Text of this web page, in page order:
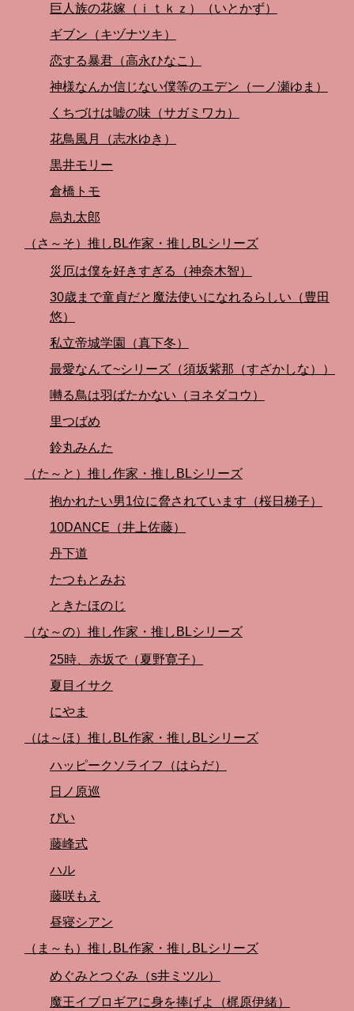
巨人族の花嫁（ｉｔｋｚ）（いとかず）
ギブン（キヅナツキ）
恋する暴君（高永ひなこ）
神様なんか信じない僕等のエデン（一ノ瀬ゆま）
くちづけは嘘の味（サガミワカ）
花鳥風月（志水ゆき）
黒井モリー
倉橋トモ
烏丸太郎
（さ～そ）推しBL作家・推しBLシリーズ
災厄は僕を好きすぎる（神奈木智）
30歳まで童貞だと魔法使いになれるらしい（豊田
悠）
私立帝城学園（真下冬）
最愛なんて~シリーズ（須坂紫那（すざかしな））
囀る鳥は羽ばたかない（ヨネダコウ）
里つばめ
鈴丸みんた
（た～と）推し作家・推しBLシリーズ
抱かれたい男1位に脅されています（桜日梯子）
10DANCE（井上佐藤）
丹下道
たつもとみお
ときたほのじ
（な～の）推し作家・推しBLシリーズ
25時、赤坂で（夏野寛子）
夏目イサク
にやま
（は～ほ）推しBL作家・推しBLシリーズ
ハッピークソライフ（はらだ）
日ノ原巡
ぴい
藤峰式
ハル
藤咲もえ
昼寝シアン
（ま～も）推しBL作家・推しBLシリーズ
めぐみとつぐみ（s井ミツル）
魔王イブロギアに身を捧げよ（梶原伊緒）